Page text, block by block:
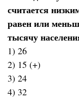
считается
равен или
тысячу
1) 26
2) 15 (+)
3) 24
4) 32